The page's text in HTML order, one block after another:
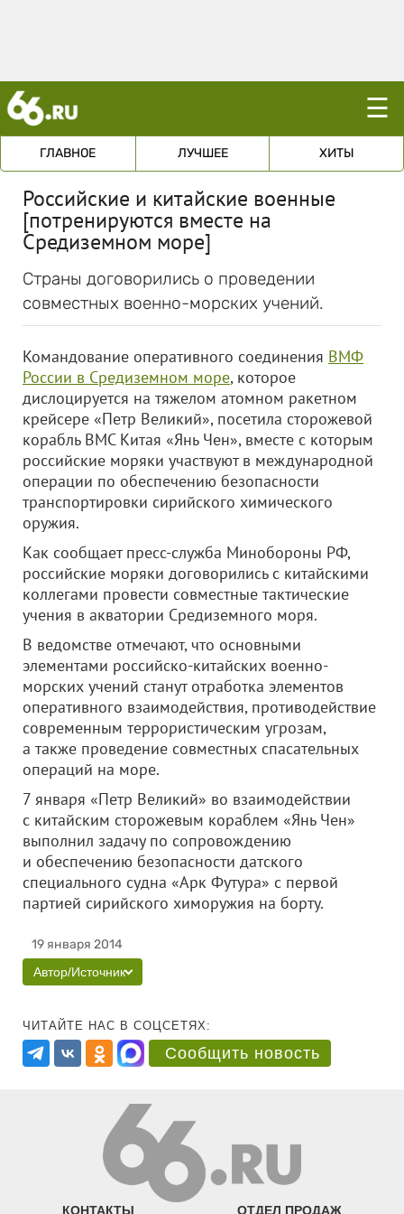
☰
ГЛАВНОЕ ЛУЧШЕЕ ХИТЫ
Российские и китайские военные
[потренируются вместе на
Средиземном море]
Страны договорились о проведении
совместных военно-морских учений.
Командование оперативного соединения ВМФ
России в Средиземном море, которое
дислоцируется на тяжелом атомном ракетном
крейсере «Петр Великий», посетила сторожевой
корабль ВМС Китая «Янь Чен», вместе с которым
российские моряки участвуют в международной
операции по обеспечению безопасности
транспортировки сирийского химического
оружия.
Как сообщает пресс-служба Минобороны РФ,
российские моряки договорились с китайскими
коллегами провести совместные тактические
учения в акватории Средиземного моря.
В ведомстве отмечают, что основными
элементами российско-китайских военно-
морских учений станут отработка элементов
оперативного взаимодействия, противодействие
современным террористическим угрозам,
а также проведение совместных спасательных
операций на море.
7 января «Петр Великий» во взаимодействии
с китайским сторожевым кораблем «Янь Чен»
выполнил задачу по сопровождению
и обеспечению безопасности датского
специального судна «Арк Футура» с первой
партией сирийского химоружия на борту.
19 января 2014
Автор/Источник
ЧИТАЙТЕ НАС В СОЦСЕТЯХ:
Сообщить новость
КОНТАКТЫ ОТДЕЛ ПРОДАЖ